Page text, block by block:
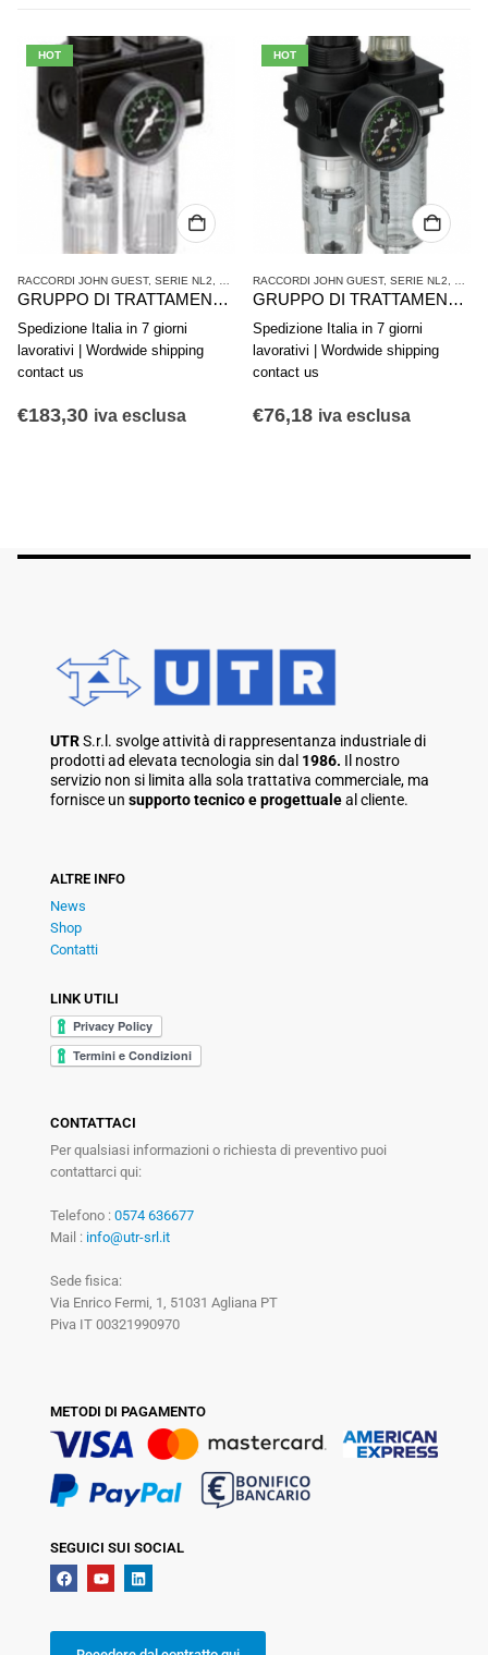
NL2,TRATTAMENTO ARIA COMPRESSA
GRUPPO DI TRATTAMENTO ARIA IN 2 PARTI AVENTICS SERIE NL4-ACD 0821300500
HOT
RACCORDI JOHN GUEST SERIE NL2,TRATTAMENTO ARIA COMPRESSA
GRUPPO DI TRATTAMENTO ARIA IN 2 PARTI AVENTICS SERIE NL1-ACD 0821300730
Spedizione Italia in 7 giorni
lavorativi | Wordwide shipping
€76,18 iva esclusa
HOT
RACCORDI JOHN GUEST
Spedizione Italia in 7
lavorativi | Wordwide
€221,84 iva
UTRS.r.l. svolge attività di rappresentanza industriale di
prodotti ad elevata tecnologia sin dal 1986. Il nostro
servizio non si limita alla sola trattativa commerciale, ma
fornisce un supporto tecnico e progettualeal cliente.
ALTRE INFO
News
Shop
Contatti
LINK UTILI
CONTATTACI
Per qualsiasi informazioni o richiesta di preventivo puoi
contattarci qui:
Telefono : 0574 636677
Mail : info@utr-srl.it
Sede fisica:
Via Enrico Fermi, 1, 51031 Agliana PT
Piva IT 00321990970
METODI DI PAGAMENTO
SEGUICI SUI SOCIAL